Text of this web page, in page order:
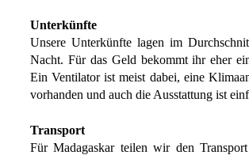
Unterkünfte
Unsere Unterkünfte lagen im
Nacht. Für das Geld bekommt ihr eher
Ein Ventilator ist meist dabei, eine
vorhanden und auch die Ausstattung ist
Transport
Für Madagaskar teilen wir den